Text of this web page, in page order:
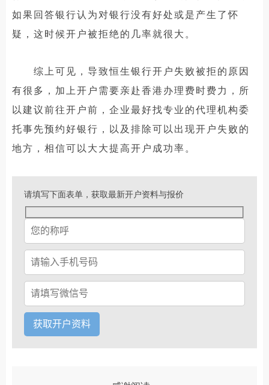
如果回答银行认为对银行没有好处或是产生了怀
疑，这时候开户被拒绝的几率就很大。
综上可见，导致恒生银行开户失败被拒的原因
有很多，加上开户需要亲赴香港办理费时费力，所
以建议前往开户前，企业最好找专业的代理机构委
托事先预约好银行，以及排除可以出现开户失败的
地方，相信可以大大提高开户成功率。
请填写下面表单，获取最新开户资料与报价